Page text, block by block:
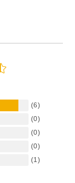
(6)
(0)
(0)
(0)
(1)